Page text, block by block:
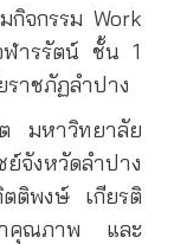
กิจกรรม Work
ารรัตน์ ชั้น 1
าชภัฏลำปาง
มหาวิทยาลัย
จังหวัดลำปาง
ตติพงษ์ เกียรติ
าคุณภาพ และ